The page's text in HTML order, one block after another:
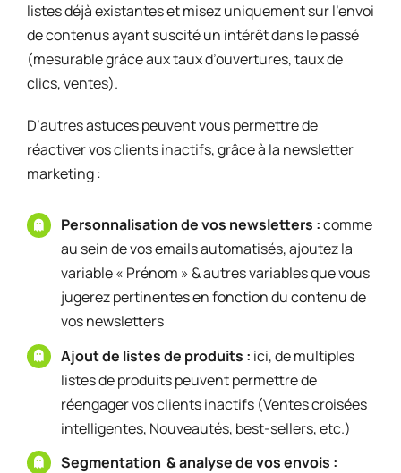
listes déjà existantes et misez uniquement sur l’envoi
de contenus ayant suscité un intérêt dans le passé
(mesurable grâce aux taux d’ouvertures, taux de
clics, ventes).
D’autres astuces peuvent vous permettre de
réactiver vos clients inactifs, grâce à la newsletter
marketing :
Personnalisation de vos newsletters :comme
au sein de vos emails automatisés, ajoutez la
variable « Prénom » & autres variables que vous
jugerez pertinentes en fonction du contenu de
vos newsletters
Ajout de listes de produits : ici, de multiples
listes de produits peuvent permettre de
réengager vos clients inactifs (Ventes croisées
intelligentes, Nouveautés, best-sellers, etc.)
Segmentation & analyse de vos envois :